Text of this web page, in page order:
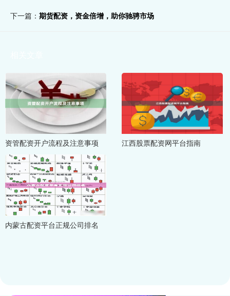
下一篇： 期货配资，资金倍增，助你驰骋市场
资管配资开户流程及注意事项 江西股票配资网平台指南
内蒙古配资平台正规公司排名